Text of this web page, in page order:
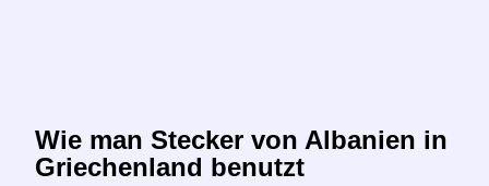
Wie man Stecker von Albanien in
Griechenland benutzt